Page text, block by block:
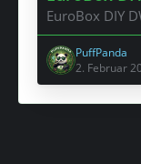
EuroBox DIY
PuffPanda
2. Februar